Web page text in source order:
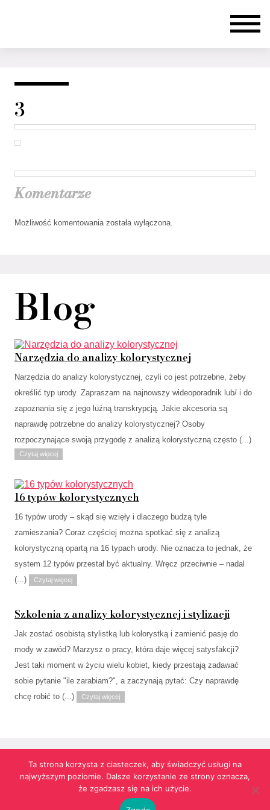
3
Komentarze
Możliwość komentowania została wyłączona.
Blog
Narzędzia do analizy kolorystycznej
Narzędzia do analizy kolorystycznej, czyli co jest potrzebne, żeby
określić typ urody. Zapraszam na najnowszy wideoporadnik lub/ i do
zapoznania się z jego luźną transkrypcją. Jakie akcesoria są
naprawdę potrzebne do analizy kolorystycznej? Osoby
rozpoczynające swoją przygodę z analizą kolorystyczną często (...)
Czytaj więcej
16 typów kolorystycznych
16 typów urody – skąd się wzięły i dlaczego budzą tyle
zamieszania? Coraz częściej można spotkać się z analizą
kolorystyczną opartą na 16 typach urody. Nie oznacza to jednak, że
system 12 typów przestał być aktualny. Wręcz przeciwnie – nadal
(...)
Czytaj więcej
Szkolenia z analizy kolorystycznej i stylizacji
Jak zostać osobistą stylistką lub kolorystką i zamienić pasję do
mody w zawód? Marzysz o pracy, która daje więcej satysfakcji?
Jest taki moment w życiu wielu kobiet, kiedy przestają zadawać
sobie pytanie "ile zarabiam?", a zaczynają pytać: Czy naprawdę
chcę robić to (...)
Czytaj więcej
Ta strona korzysta z ciasteczek, aby świadczyć usługi na
najwyższym poziomie. Dalsze korzystanie ze strony oznacza,
że zgadzasz się na ich użycie.
Strona korzysta z informacji przechowywanych w plikach cookies w celach
funkcjonalnych oraz statystycznych.
agencja reklamowa Gliwice